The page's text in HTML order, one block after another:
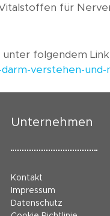
für
folgendem
verstehen-und-
Unternehmen
Kontakt
Impressum
Datenschutz